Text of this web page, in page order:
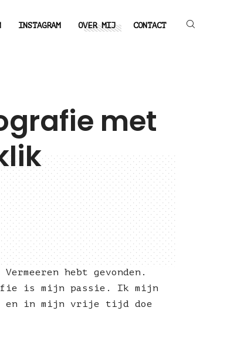
INSTAGRAM OVER MIJ CONTACT
met
hebt gevonden.
is mijn passie. Ik mijn
en in mijn vrije tijd doe